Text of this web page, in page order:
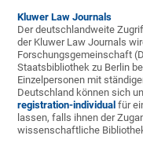
Kluwer Law Journals
Der deutschlandweite
der Kluwer Law Journals
Forschungsgemeinschaft
Staatsbibliothek zu Berlin
Einzelpersonen mit
Deutschland können sich
registration-individual für
lassen, falls ihnen der
wissenschaftliche